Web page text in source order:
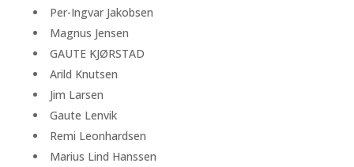
Per-Ingvar Jakobsen
Magnus Jensen
GAUTE KJØRSTAD
Arild Knutsen
Jim Larsen
Gaute Lenvik
Remi Leonhardsen
Marius Lind Hanssen